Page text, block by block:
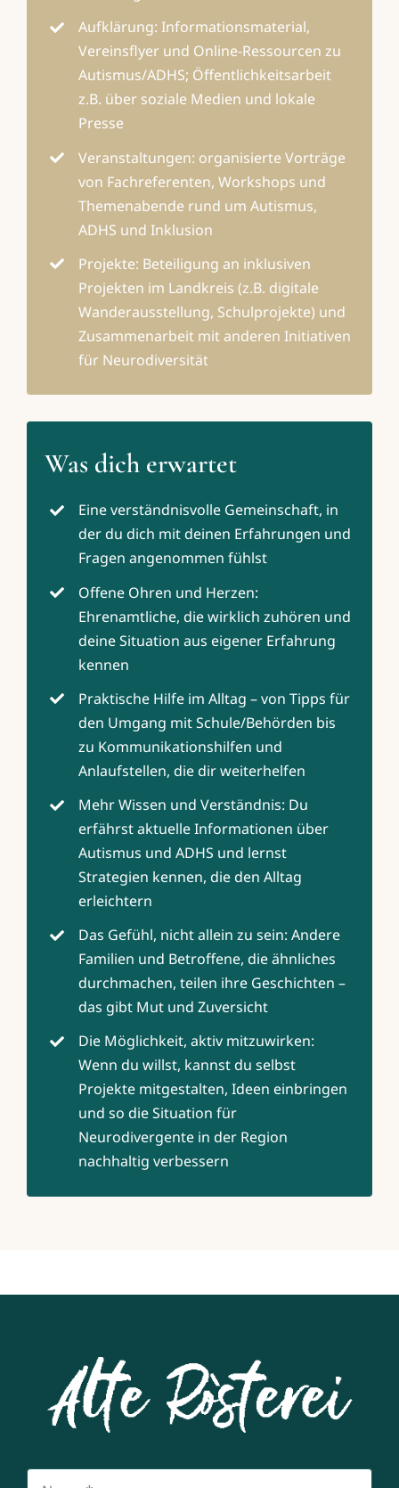
Aufklärung: Informationsmaterial,
Vereinsflyer und Online-Ressourcen zu
Autismus/ADHS; Öffentlichkeitsarbeit
z.B. über soziale Medien und lokale
Presse
Veranstaltungen: organisierte Vorträge
von Fachreferenten, Workshops und
Themenabende rund um Autismus,
ADHS und Inklusion
Projekte: Beteiligung an inklusiven
Projekten im Landkreis (z.B. digitale
Wanderausstellung, Schulprojekte) und
Zusammenarbeit mit anderen Initiativen
für Neurodiversität
Was dich erwartet
Eine verständnisvolle Gemeinschaft, in
der du dich mit deinen Erfahrungen und
Fragen angenommen fühlst
Offene Ohren und Herzen:
Ehrenamtliche, die wirklich zuhören und
deine Situation aus eigener Erfahrung
kennen
Praktische Hilfe im Alltag – von Tipps für
den Umgang mit Schule/Behörden bis
zu Kommunikationshilfen und
Anlaufstellen, die dir weiterhelfen
Mehr Wissen und Verständnis: Du
erfährst aktuelle Informationen über
Autismus und ADHS und lernst
Strategien kennen, die den Alltag
erleichtern
Das Gefühl, nicht allein zu sein: Andere
Familien und Betroffene, die ähnliches
durchmachen, teilen ihre Geschichten –
das gibt Mut und Zuversicht
Die Möglichkeit, aktiv mitzuwirken:
Wenn du willst, kannst du selbst
Projekte mitgestalten, Ideen einbringen
und so die Situation für
Neurodivergente in der Region
nachhaltig verbessern